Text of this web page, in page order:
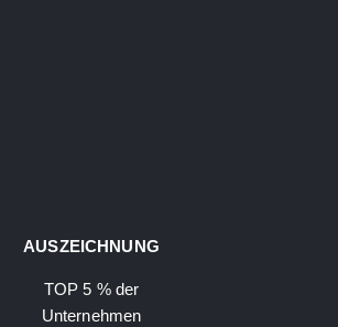
AUSZEICHNUNG
TOP 5 % der
Unternehmen